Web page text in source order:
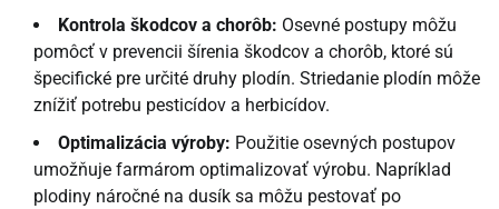
Kontrola škodcov a chorôb: Osevné postupy môžu
pomôcť v prevencii šírenia škodcov a chorôb, ktoré sú
špecifické pre určité druhy plodín. Striedanie plodín môže
znížiť potrebu pesticídov a herbicídov.
Optimalizácia výroby: Použitie osevných postupov
umožňuje farmárom optimalizovať výrobu. Napríklad
plodiny náročné na dusík sa môžu pestovať po